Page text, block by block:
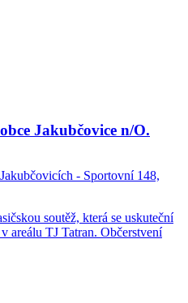
Jakubčovice n/O.
- Sportovní 148,
soutěž, která se uskuteční
areálu TJ Tatran. Občerstvení